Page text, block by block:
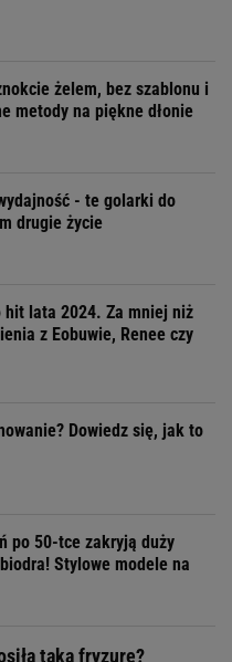
żelem, bez szablonu i
metody na piękne dłonie
- te golarki do
drugie życie
lata 2024. Za mniej niż
z Eobuwie, Renee czy
Dowiedz się, jak to
po 50-tce zakryją duży
Stylowe modele na
taką fryzurę?